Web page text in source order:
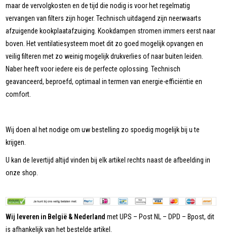
maar de vervolgkosten en de tijd die nodig is voor het regelmatig
vervangen van filters zijn hoger. Technisch uitdagend zijn neerwaarts
afzuigende kookplaatafzuiging. Kookdampen stromen immers eerst naar
boven. Het ventilatiesysteem moet dit zo goed mogelijk opvangen en
veilig filteren met zo weinig mogelijk drukverlies of naar buiten leiden.
Naber heeft voor iedere eis de perfecte oplossing. Technisch
geavanceerd, beproefd, optimaal in termen van energie-efficiëntie en
comfort.
Wij doen al het nodige om uw bestelling zo spoedig mogelijk bij u te
krijgen.
U kan de levertijd altijd vinden bij elk artikel rechts naast de afbeelding in
onze shop.
Wij leveren in België & Nederland met UPS – Post NL – DPD – Bpost, dit
is afhankelijk van het bestelde artikel.